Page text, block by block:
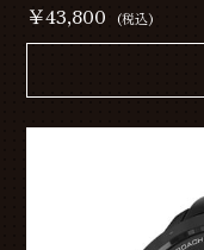
￥43,800 (税込)